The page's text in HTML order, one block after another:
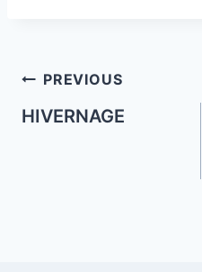
Post
navigation
PREVIOUS
HIVERNAGE